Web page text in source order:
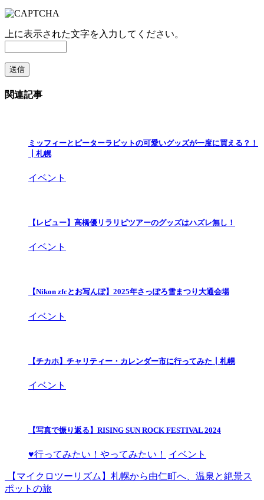
上に表示された文字を入力してください。
関連記事
ミッフィーとピーターラビットの可愛いグッズが一度に買える？！
┃札幌
イベント
【レビュー】高橋優リラリピツアーのグッズはハズレ無し！
イベント
【Nikon zfcとお写んぽ】2025年さっぽろ雪まつり大通会場
イベント
【チカホ】チャリティー・カレンダー市に行ってみた┃札幌
イベント
【写真で振り返る】RISING SUN ROCK FESTIVAL 2024
♥行ってみたい！やってみたい！ イベント
【マイクロツーリズム】札幌から由仁町へ、温泉と絶景ス
ポットの旅